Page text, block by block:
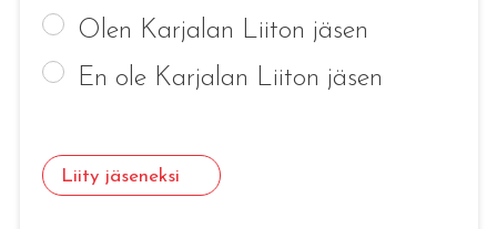
Olen Karjalan Liiton jäsen
En ole Karjalan Liiton jäsen
Liity jäseneksi